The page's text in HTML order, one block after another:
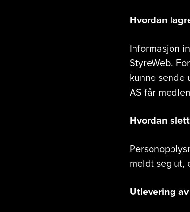
Hvordan
Informasjon
StyreWeb.
kunne sende
AS får
Hvordan
meldt seg ut,
Utlevering